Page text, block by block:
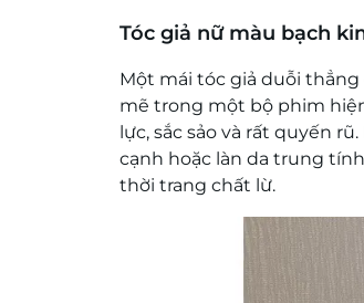
Tóc giả nữ màu bạch
Một mái tóc giả duỗi thẳng
mẽ trong một bộ phim
lực, sắc sảo và rất quyến
cạnh hoặc làn da trung
thời trang chất lừ.